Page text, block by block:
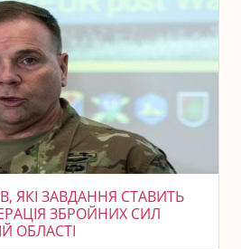
ЯКІ ЗАВДАННЯ СТАВИТЬ
ЗБРОЙНИХ СИЛ
ОБЛАСТІ